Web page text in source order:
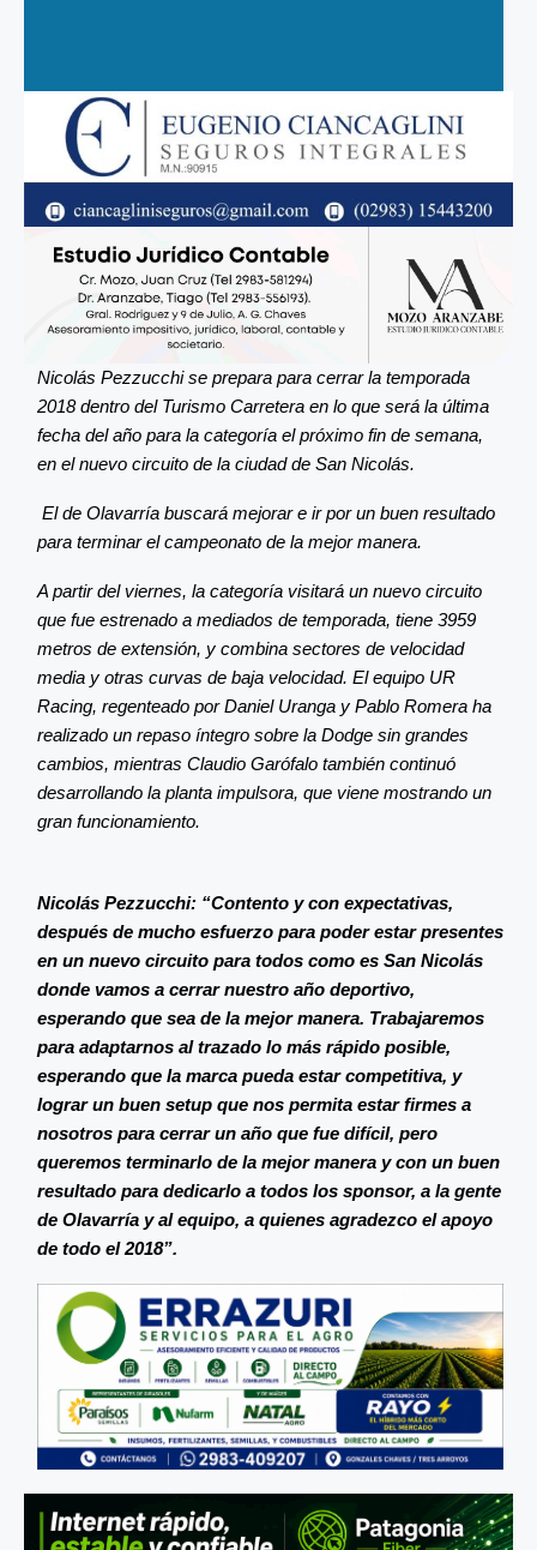
Nicolás Pezzucchi se prepara para cerrar la temporada
2018 dentro del Turismo Carretera en lo que será la última
fecha del año para la categoría el próximo fin de semana,
en el nuevo circuito de la ciudad de San Nicolás.
El de Olavarría buscará mejorar e ir por un buen resultado
para terminar el campeonato de la mejor manera.
A partir del viernes, la categoría visitará un nuevo circuito
que fue estrenado a mediados de temporada, tiene 3959
metros de extensión, y combina sectores de velocidad
media y otras curvas de baja velocidad. El equipo UR
Racing, regenteado por Daniel Uranga y Pablo Romera ha
realizado un repaso íntegro sobre la Dodge sin grandes
cambios, mientras Claudio Garófalo también continuó
desarrollando la planta impulsora, que viene mostrando un
gran funcionamiento.
Nicolás Pezzucchi: “Contento y con expectativas,
después de mucho esfuerzo para poder estar presentes
en un nuevo circuito para todos como es San Nicolás
donde vamos a cerrar nuestro año deportivo,
esperando que sea de la mejor manera. Trabajaremos
para adaptarnos al trazado lo más rápido posible,
esperando que la marca pueda estar competitiva, y
lograr un buen setup que nos permita estar firmes a
nosotros para cerrar un año que fue difícil, pero
queremos terminarlo de la mejor manera y con un buen
resultado para dedicarlo a todos los sponsor, a la gente
de Olavarría y al equipo, a quienes agradezco el apoyo
de todo el 2018”.